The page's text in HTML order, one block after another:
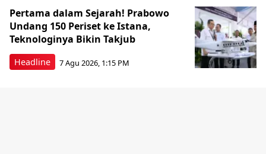
Headline
Pertama dalam Sejarah! Prabowo
Undang 150 Periset ke Istana,
Teknologinya Bikin Takjub
7 Agu 2026, 1:15 PM